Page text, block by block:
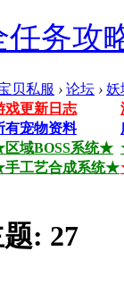
务攻
贝私服 › 论坛 › 妖
戏更新日志
有宠物资料
域BOSS系统★
工艺合成系统★
: 27